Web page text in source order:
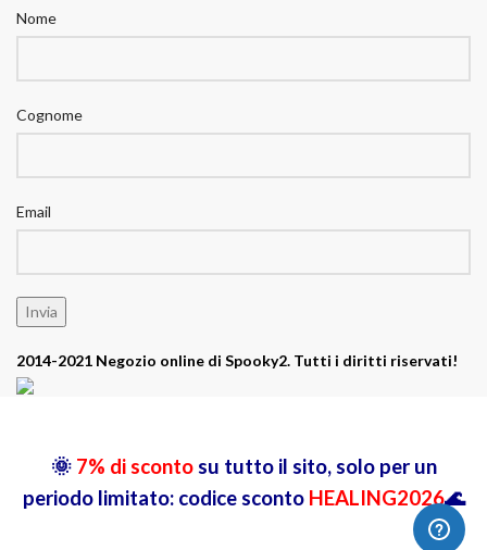
Nome
Cognome
Email
2014-2021 Negozio online di Spooky2. Tutti i diritti riservati!
🌞 7% di scontosu tutto il sito, solo per un
periodo limitato: codice sconto HEALING2026🌊